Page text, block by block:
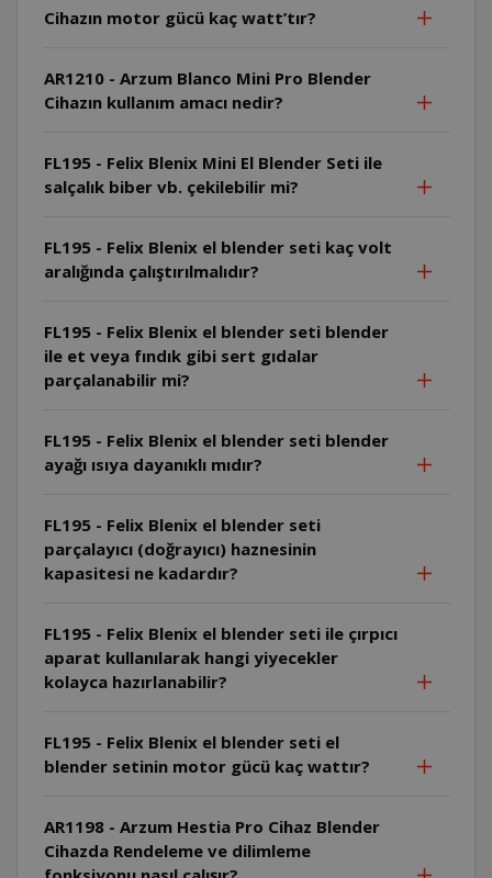
Cihazın motor gücü kaç watt’tır?
AR1210 - Arzum Blanco Mini Pro Blender
Cihazın kullanım amacı nedir?
FL195 - Felix Blenix Mini El Blender Seti ile
salçalık biber vb. çekilebilir mi?
FL195 - Felix Blenix el blender seti kaç volt
aralığında çalıştırılmalıdır?
FL195 - Felix Blenix el blender seti blender
ile et veya fındık gibi sert gıdalar
parçalanabilir mi?
FL195 - Felix Blenix el blender seti blender
ayağı ısıya dayanıklı mıdır?
FL195 - Felix Blenix el blender seti
parçalayıcı (doğrayıcı) haznesinin
kapasitesi ne kadardır?
FL195 - Felix Blenix el blender seti ile çırpıcı
aparat kullanılarak hangi yiyecekler
kolayca hazırlanabilir?
FL195 - Felix Blenix el blender seti el
blender setinin motor gücü kaç wattır?
AR1198 - Arzum Hestia Pro Cihaz Blender
Cihazda Rendeleme ve dilimleme